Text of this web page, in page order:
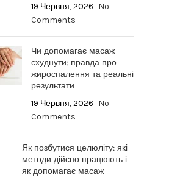
19 Червня, 2026 No
Comments
Чи допомагає масаж
схуднути: правда про
жироспалення та реальні
результати
19 Червня, 2026 No
Comments
Як позбутися целюліту: які
методи дійсно працюють і
як допомагає масаж